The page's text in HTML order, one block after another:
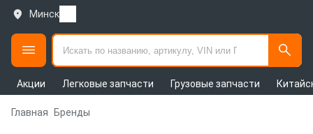
Минск
Акции Легковые запчасти Грузовые запчасти
Главная Бренды